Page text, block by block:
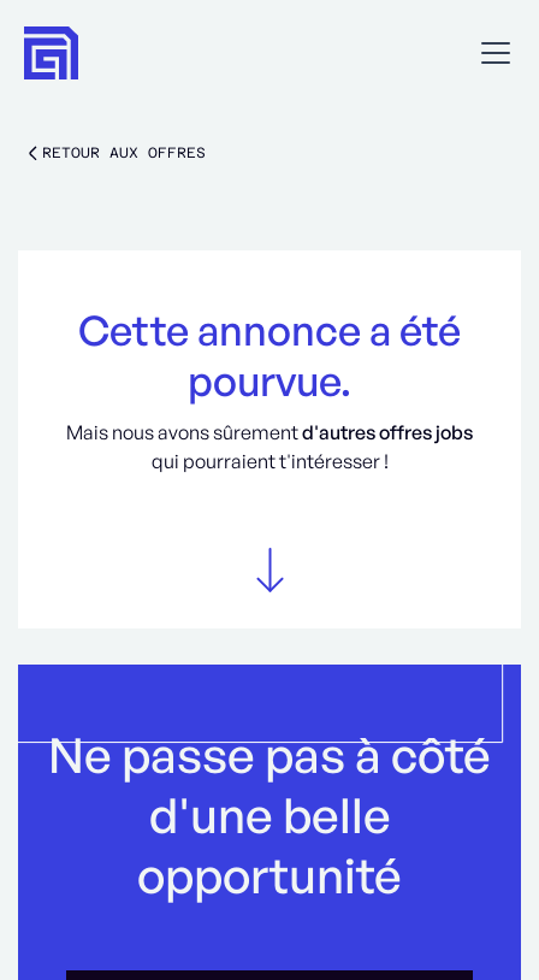
RETOUR AUX OFFRES
Cette annonce a été
pourvue.
Mais nous avons sûrementd'autres offres jobs
qui pourraient t'intéresser !
Ne passe pas à côté
d'une belle
opportunité